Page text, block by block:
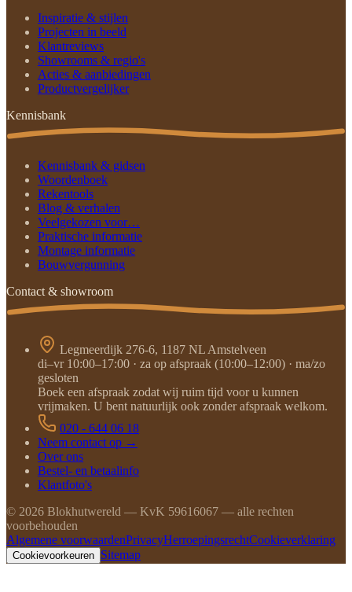
Inspiratie & stijlen
Projecten in beeld
Klantreviews
Showrooms & regio's
Acties & aanbiedingen
Productvergelijker
Kennisbank
Kennisbank & gidsen
Woordenboek
Rekentools
Blog & verhalen
Veelgekozen voor…
Praktische informatie
Montage informatie
Bouwvergunning
Contact & showroom
Legmeerdijk 276-6, 1187 NL Amstelveen
di–vr 10:00–17:00 · za op afspraak (10:00–12:00) · ma/zo
gesloten
Boek een afspraak zodat wij ruim tijd voor u kunnen
vrijmaken. U bent natuurlijk ook zonder afspraak welkom.
020 - 644 06 18
Neem contact op →
Over ons
Bestel- en betaalinfo
Klantfoto's
© 2026 Blokhutwereld — KvK 59616067 — alle rechten
voorbehouden
Algemene voorwaardenPrivacyHerroepingsrechtCookieverklaring
Cookievoorkeuren Sitemap